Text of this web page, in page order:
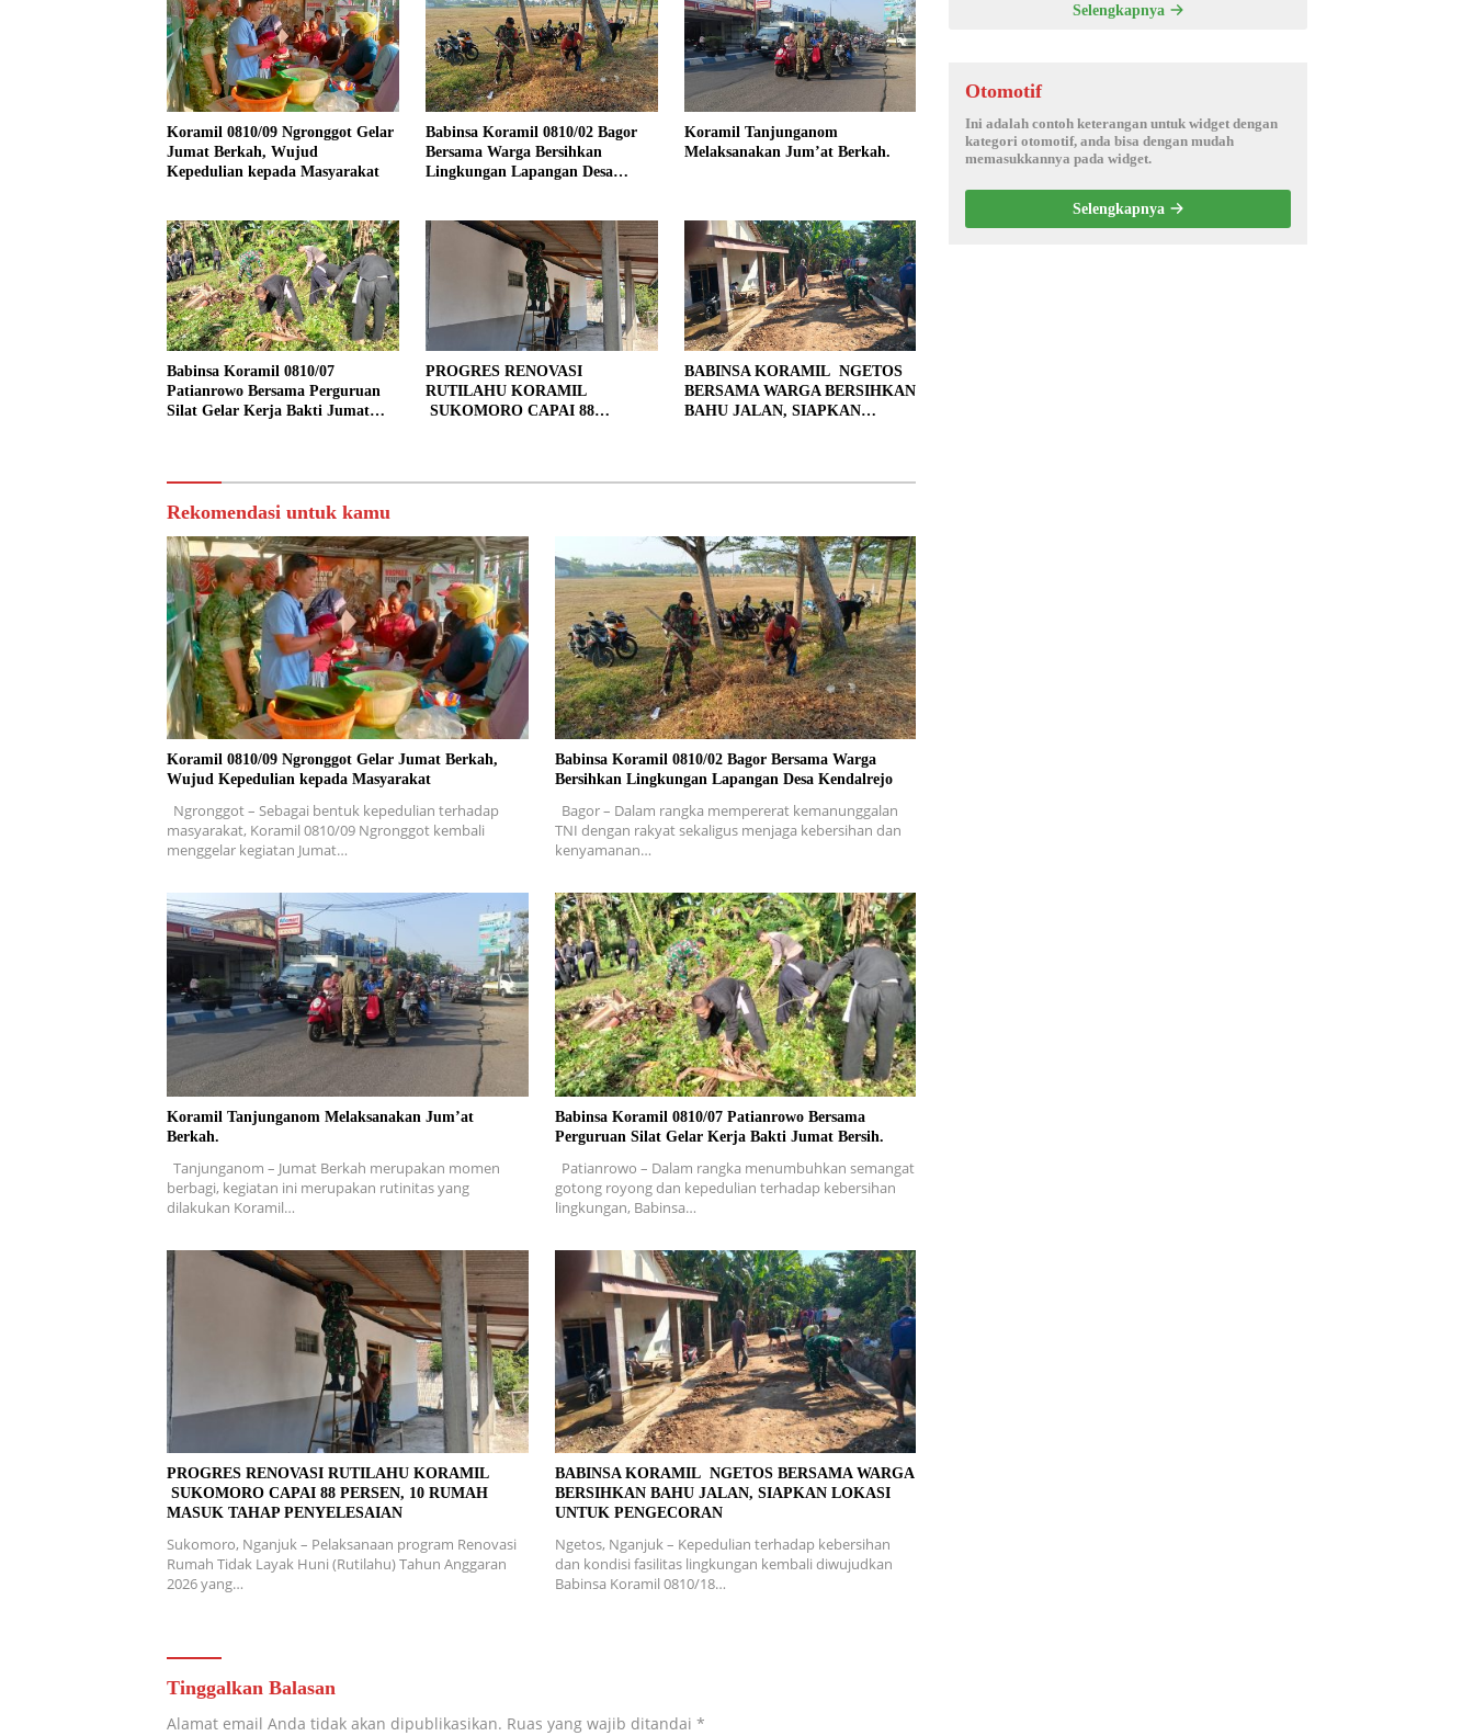
Koramil 0810/09 Ngronggot Gelar
Jumat Berkah, Wujud
Kepedulian kepada Masyarakat
Babinsa Koramil 0810/02 Bagor
Bersama Warga Bersihkan
Lingkungan Lapangan Desa
Koramil Tanjunganom
Melaksanakan Jum’at Berkah.
Babinsa Koramil 0810/07
Patianrowo Bersama Perguruan
Silat Gelar Kerja Bakti Jumat
PROGRES RENOVASI
RUTILAHU KORAMIL
SUKOMORO CAPAI 88
BABINSA KORAMIL NGETOS
BERSAMA WARGA BERSIHKAN
BAHU JALAN, SIAPKAN
Rekomendasi untuk kamu
Koramil 0810/09 Ngronggot Gelar Jumat Berkah,
Wujud Kepedulian kepada Masyarakat
Ngronggot – Sebagai bentuk kepedulian terhadap
masyarakat, Koramil 0810/09 Ngronggot kembali
menggelar kegiatan Jumat…
Babinsa Koramil 0810/02 Bagor Bersama Warga
Bersihkan Lingkungan Lapangan Desa Kendalrejo
Bagor – Dalam rangka mempererat kemanunggalan
TNI dengan rakyat sekaligus menjaga kebersihan dan
kenyamanan…
Koramil Tanjunganom Melaksanakan Jum’at
Berkah.
Tanjunganom – Jumat Berkah merupakan momen
berbagi, kegiatan ini merupakan rutinitas yang
dilakukan Koramil…
Babinsa Koramil 0810/07 Patianrowo Bersama
Perguruan Silat Gelar Kerja Bakti Jumat Bersih.
Patianrowo – Dalam rangka menumbuhkan semangat
gotong royong dan kepedulian terhadap kebersihan
lingkungan, Babinsa…
PROGRES RENOVASI RUTILAHU KORAMIL
SUKOMORO CAPAI 88 PERSEN, 10 RUMAH
MASUK TAHAP PENYELESAIAN
Sukomoro, Nganjuk – Pelaksanaan program Renovasi
Rumah Tidak Layak Huni (Rutilahu) Tahun Anggaran
2026 yang…
BABINSA KORAMIL NGETOS BERSAMA WARGA
BERSIHKAN BAHU JALAN, SIAPKAN LOKASI
UNTUK PENGECORAN
Ngetos, Nganjuk – Kepedulian terhadap kebersihan
dan kondisi fasilitas lingkungan kembali diwujudkan
Babinsa Koramil 0810/18…
Tinggalkan Balasan
Alamat email Anda tidak akan dipublikasikan. Ruas yang wajib ditandai *
Selengkapnya
Otomotif
Ini adalah contoh keterangan untuk widget dengan
kategori otomotif, anda bisa dengan mudah
memasukkannya pada widget.
Selengkapnya